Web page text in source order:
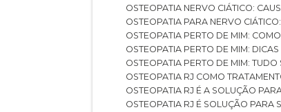
OSTEOPATIA NERVO CIÁTICO:
OSTEOPATIA PARA NERVO
OSTEOPATIA PERTO DE MIM:
OSTEOPATIA PERTO DE MIM:
OSTEOPATIA PERTO DE MIM:
OSTEOPATIA RJ COMO
OSTEOPATIA RJ É A SOLUÇÃO
OSTEOPATIA RJ É SOLUÇÃO